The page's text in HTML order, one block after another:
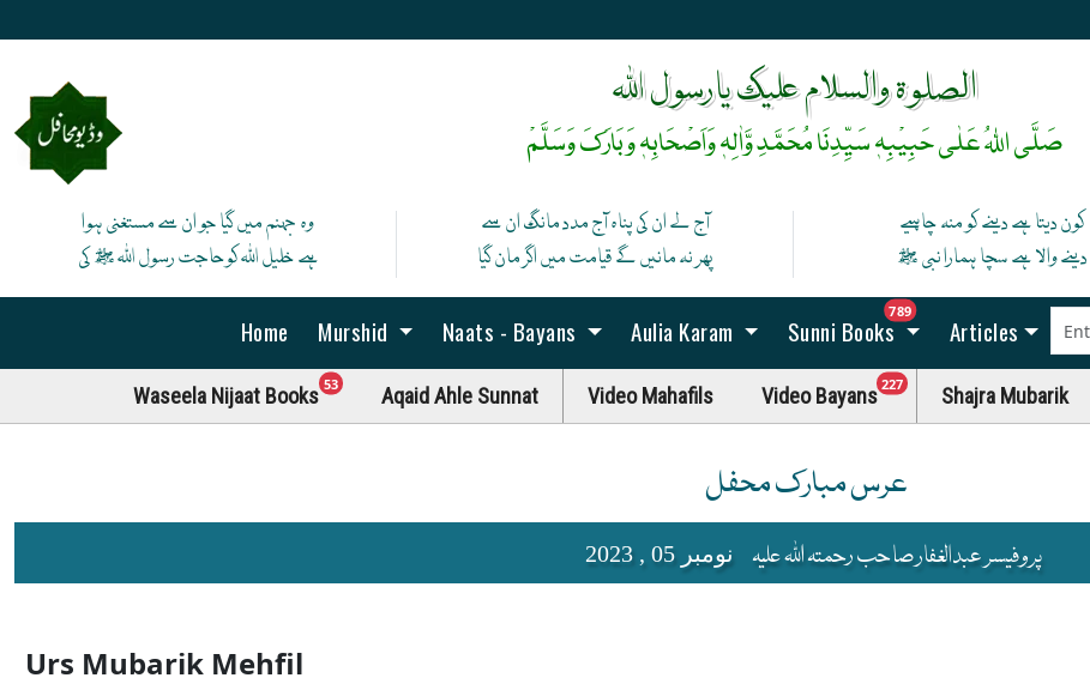
الصلوۃ والسلام علیک یارسول اللہ
صَلَّی اللہُ عَلٰی حَبِیْبِہٖ سَیِّدِنَا مُحَمَّدِ وَّاٰلِہٖ وَاَصْحَابِہٖ وَبَارَکَ وَسَلَّمْ
وہ جہنم میں گیا جو ان سے مستغنی ہوا
ہے خلیل اللہ کوحاجت رسول اللہ ﷺ کی
آج لے ان کی پناہ آج مدد مانگ ان سے
پھر نہ مانیں گے قیامت میں اگر مان گیا
کون دیتا ہے دینے کو منہ چاہیے
دینے والا ہے سچا ہمارا نبی ﷺ
Home Murshid Naats - Bayans Aulia Karam Sunni Books
789unread messages
Articles
Waseela Nijaat Books 53unread messages
Aqaid Ahle Sunnat Video Mahafils Video Bayans227unread messages
Shajra Mubarik
عرس مبارک محفل
نومبر 05 , 2023 پروفیسر عبدالغفار صاحب رحمتہ اللہ علیہ
Urs Mubarik Mehfil